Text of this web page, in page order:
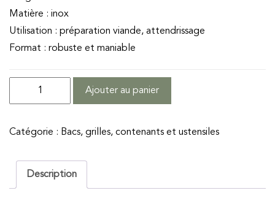
Matière : inox
Utilisation : préparation viande, attendrissage
Format : robuste et maniable
quantité
de
à
Ajouter au panier
Catégorie : Bacs, grilles, contenants et ustensiles
Description